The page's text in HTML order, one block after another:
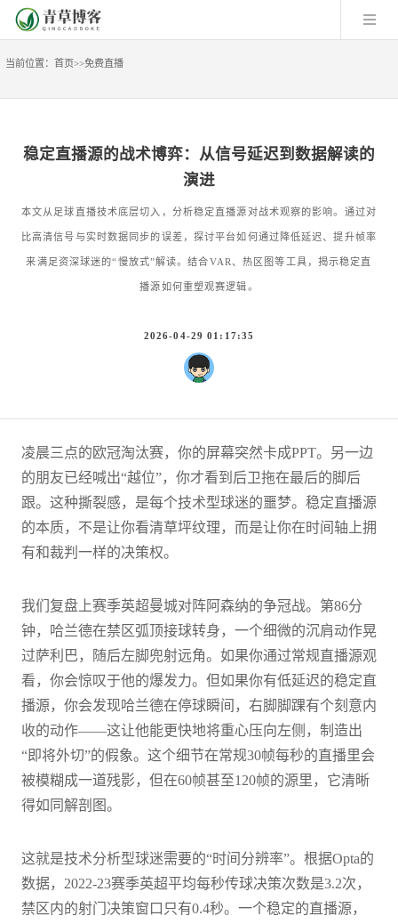
当前位置： 首页>>免费直播
稳定直播源的战术博弈：从信号延迟到数据解读的
演进
本文从足球直播技术底层切入，分析稳定直播源对战术观察的影响。通过对
比高清信号与实时数据同步的误差，探讨平台如何通过降低延迟、提升帧率
来满足资深球迷的“慢放式”解读。结合VAR、热区图等工具，揭示稳定直
播源如何重塑观赛逻辑。
2026-04-29 01:17:35
凌晨三点的欧冠淘汰赛，你的屏幕突然卡成PPT。另一边
的朋友已经喊出“越位”，你才看到后卫拖在最后的脚后
跟。这种撕裂感，是每个技术型球迷的噩梦。稳定直播源
的本质，不是让你看清草坪纹理，而是让你在时间轴上拥
有和裁判一样的决策权。
我们复盘上赛季英超曼城对阵阿森纳的争冠战。第86分
钟，哈兰德在禁区弧顶接球转身，一个细微的沉肩动作晃
过萨利巴，随后左脚兜射远角。如果你通过常规直播源观
看，你会惊叹于他的爆发力。但如果你有低延迟的稳定直
播源，你会发现哈兰德在停球瞬间，右脚脚踝有个刻意内
收的动作——这让他能更快地将重心压向左侧，制造出
“即将外切”的假象。这个细节在常规30帧每秒的直播里会
被模糊成一道残影，但在60帧甚至120帧的源里，它清晰
得如同解剖图。
这就是技术分析型球迷需要的“时间分辨率”。根据Opta的
数据，2022-23赛季英超平均每秒传球决策次数是3.2次，
禁区内的射门决策窗口只有0.4秒。一个稳定的直播源，